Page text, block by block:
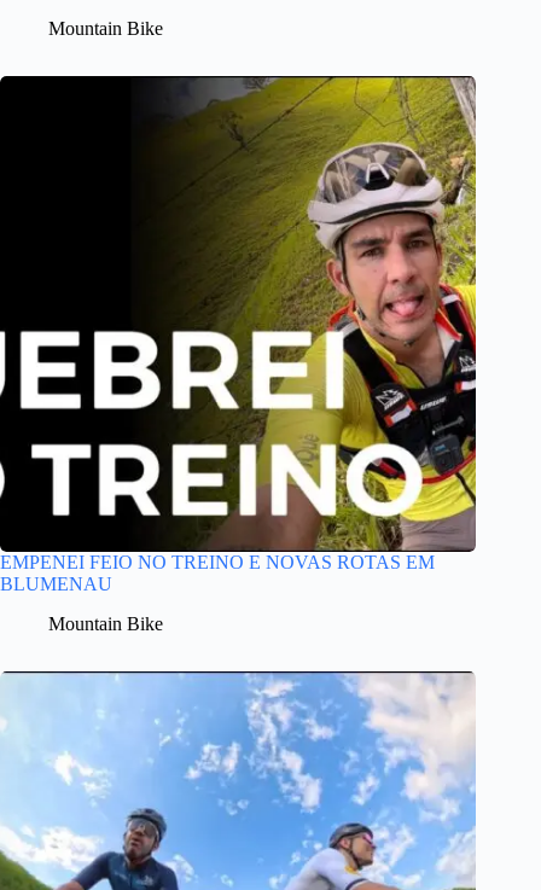
Mountain Bike
EMPENEI FEIO NO TREINO E NOVAS ROTAS EM
BLUMENAU
Mountain Bike